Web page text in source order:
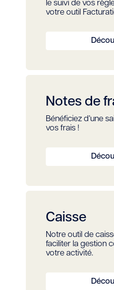
le suivi de vos
votre outil
Notes de
Bénéficiez d’une
vos frais !
Caisse
Notre outil de
faciliter la gestion
votre activité.